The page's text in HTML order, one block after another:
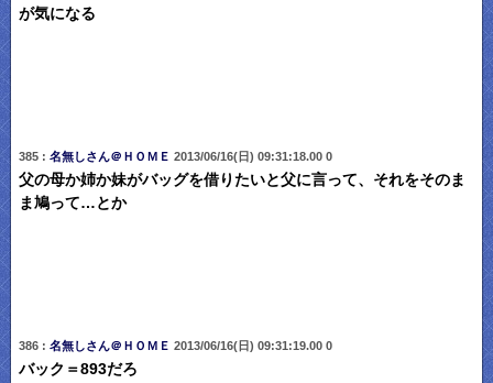
が気になる
385 : 名無しさん＠ＨＯＭＥ 2013/06/16(日) 09:31:18.00 0
父の母か姉か妹がバッグを借りたいと父に言って、それをそのま
ま鳩って…とか
386 : 名無しさん＠ＨＯＭＥ 2013/06/16(日) 09:31:19.00 0
バック＝893だろ